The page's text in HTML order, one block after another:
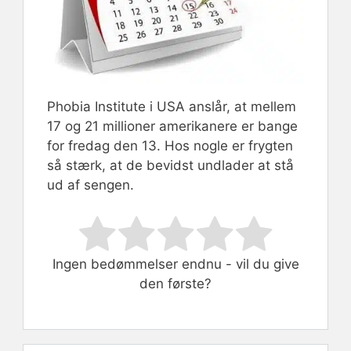
Phobia Institute i USA anslår, at mellem
17 og 21 millioner amerikanere er bange
for fredag den 13. Hos nogle er frygten
så stærk, at de bevidst undlader at stå
ud af sengen.
Rate this item:
Submit Rating
Ingen bedømmelser endnu - vil du give
den første?